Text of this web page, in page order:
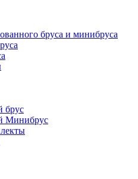
бруса и минибруса
брус
Минибрус